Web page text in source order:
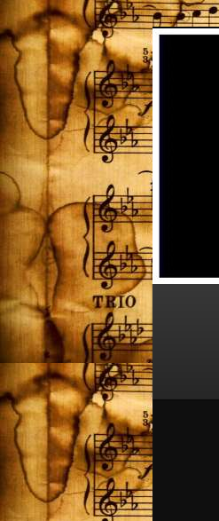
Ir
al
contenido
principal
Ir
al
contenido
secundario